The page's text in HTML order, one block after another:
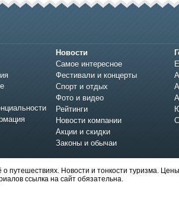
Новости
Самое интересное
Фестивали и концерты
Спорт и отдых
Фото и видео
Рейтинги
Новости компании
Акции и скидки
Законы и обычаи
о путешествиях. Новости и тонкости туризма.
ссылка на сайт обязательна.